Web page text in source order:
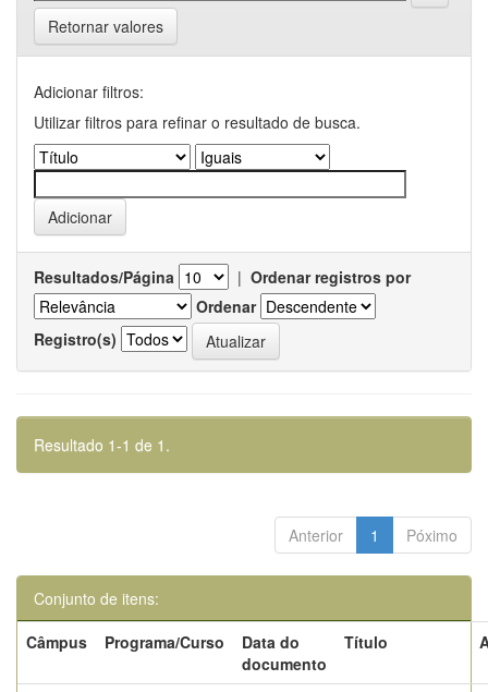
Retornar valores
Adicionar filtros:
Utilizar filtros para refinar o resultado de busca.
Resultados/Página | Ordenar registros por
Ordenar
Registro(s)
Resultado 1-1 de 1.
Anterior 1 Póximo
Conjunto de itens:
Câmpus
Programa/Curso
Data do
documento
Título